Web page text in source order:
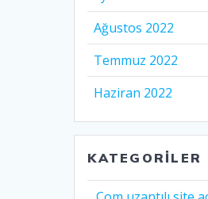
Ağustos 2022
Temmuz 2022
Haziran 2022
KATEGORILER